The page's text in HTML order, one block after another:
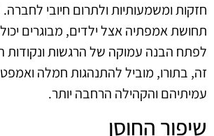
חזקות ומשמעותיות ולתרום חיובי לחברה.
תחושת אמפתיה אצל ילדים, מבוגרים
לפתח הבנה עמוקה של הרגשות
זה, בתורו, מוביל להתנהגות חמלה
עמיתיהם והקהילה הרחבה יותר.
שיפור החוסן